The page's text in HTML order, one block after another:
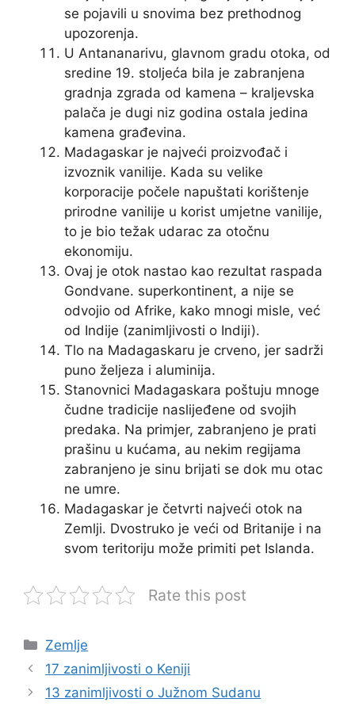
se pojavili u snovima bez prethodnog
upozorenja.
U Antananarivu, glavnom gradu otoka, od
sredine 19. stoljeća bila je zabranjena
gradnja zgrada od kamena – kraljevska
palača je dugi niz godina ostala jedina
kamena građevina.
Madagaskar je najveći proizvođač i
izvoznik vanilije. Kada su velike
korporacije počele napuštati korištenje
prirodne vanilije u korist umjetne vanilije,
to je bio težak udarac za otočnu
ekonomiju.
Ovaj je otok nastao kao rezultat raspada
Gondvane. superkontinent, a nije se
odvojio od Afrike, kako mnogi misle, već
od Indije (zanimljivosti o Indiji).
Tlo na Madagaskaru je crveno, jer sadrži
puno željeza i aluminija.
Stanovnici Madagaskara poštuju mnoge
čudne tradicije naslijeđene od svojih
predaka. Na primjer, zabranjeno je prati
prašinu u kućama, au nekim regijama
zabranjeno je sinu brijati se dok mu otac
ne umre.
Madagaskar je četvrti najveći otok na
Zemlji. Dvostruko je veći od Britanije i na
svom teritoriju može primiti pet Islanda.
Rate this post
Kategorije
Zemlje
17 zanimljivosti o Keniji
13 zanimljivosti o Južnom Sudanu